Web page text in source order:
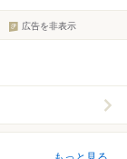
広告を非表示